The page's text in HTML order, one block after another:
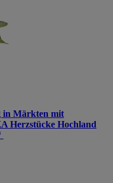
in Märkten mit
Herzstücke Hochland